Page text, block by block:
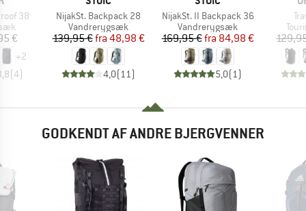
38
€
+2
(4)
Artikel
NijakSt. Backpack 28
Produktgruppe
Vandrerygsæk
Pris
139,95 € Nedsat pris
fra 48,98 €
4,0(11 )
Artikel
NijakSt. II Backpack 36
Produktgruppe
Vandrerygsæk
Pris
169,95 € Nedsat pris
fra 84,98 €
5,0(1 )
GODKENDT AF ANDRE BJERGVENNER